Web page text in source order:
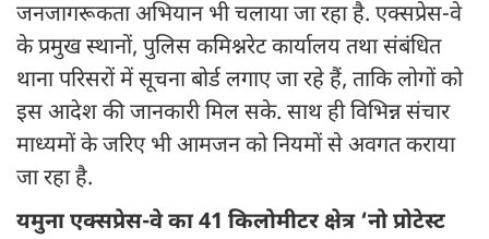
जनजागरूकता अभियान भी चलाया जा रहा है. एक्सप्रेस-वे
के प्रमुख स्थानों, पुलिस कमिश्नरेट कार्यालय तथा संबंधित
थाना परिसरों में सूचना बोर्ड लगाए जा रहे हैं, ताकि लोगों को
इस आदेश की जानकारी मिल सके. साथ ही विभिन्न संचार
माध्यमों के जरिए भी आमजन को नियमों से अवगत कराया
जा रहा है.
यमुना एक्सप्रेस-वे का 41 किलोमीटर क्षेत्र ‘नो प्रोटेस्ट